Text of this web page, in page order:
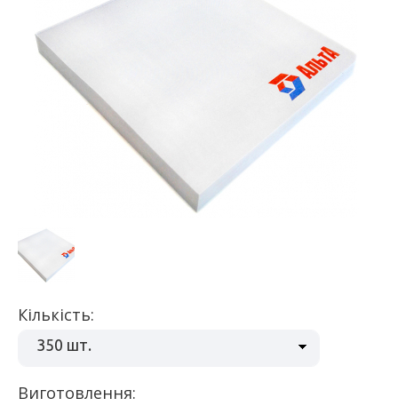
Кількість:
350 шт.
Виготовлення: